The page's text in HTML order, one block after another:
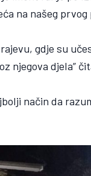
na našeg prvog
gdje su
njegova djela”
način da